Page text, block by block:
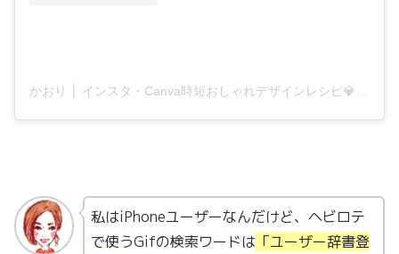
かおり │ インスタ・Canva時短おしゃれデザインレシピ💎初心者さんに寄り添いサポート(@rosecocon_kaori)がシェアした投稿
私はiPhoneユーザーなんだけど、ヘビロテ
で使うGifの検索ワードは 「ユーザー辞書登